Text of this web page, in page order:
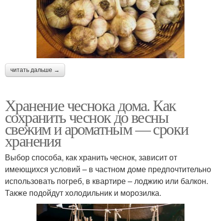
читать дальше →
Хранение чеснока дома. Как
сохранить чеснок до весны
свежим и ароматным — сроки
хранения
Выбор способа, как хранить чеснок, зависит от
имеющихся условий – в частном доме предпочтительно
использовать погреб, в квартире – лоджию или балкон.
Также подойдут холодильник и морозилка.